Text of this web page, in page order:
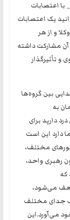
اعتصابات
یک اعتصابات
و از هر
مشارکت داشته
و تأثیرگذار
بین گروه‌ها
به
دارپد برای
این است
مختلف،
رهبری واحد،
که
می‌شود،
جدای مختلف
می‌آورد.این